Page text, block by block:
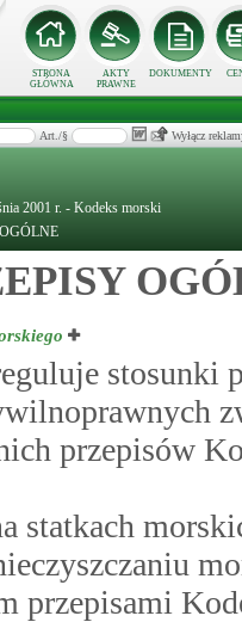
STRONA
GŁÓWNA
AKTY
PRAWNE
DOKUMENTY
Art./§ Wyłącz
2001 r. - Kodeks morski
stosunki
przepisów
statkach
przepisami